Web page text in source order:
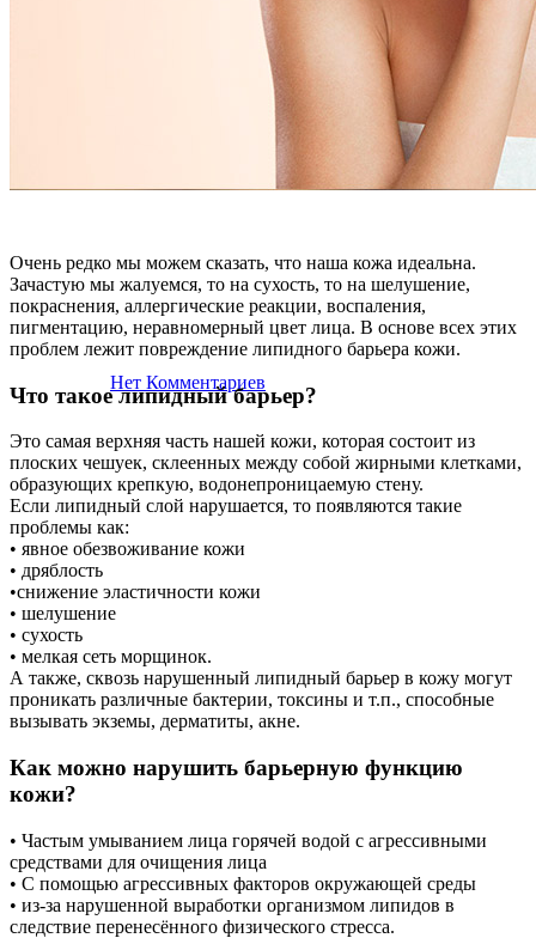
Статьи
Нарушение липидного слоя
Нет Комментариев
Очень редко мы можем сказать, что наша кожа идеальна.
Зачастую мы жалуемся, то на сухость, то на шелушение,
покраснения, аллергические реакции, воспаления,
пигментацию, неравномерный цвет лица. В основе всех этих
проблем лежит повреждение липидного барьера кожи.
Что такое липидный барьер?
Это самая верхняя часть нашей кожи, которая состоит из
плоских чешуек, склеенных между собой жирными клетками,
образующих крепкую, водонепроницаемую стену.
Если липидный слой нарушается, то появляются такие
проблемы как:
• явное обезвоживание кожи
• дряблость
•снижение эластичности кожи
• шелушение
• сухость
• мелкая сеть морщинок.
А также, сквозь нарушенный липидный барьер в кожу могут
проникать различные бактерии, токсины и т.п., способные
вызывать экземы, дерматиты, акне.
Как можно нарушить барьерную функцию
кожи?
• Частым умыванием лица горячей водой с агрессивными
средствами для очищения лица
• С помощью агрессивных факторов окружающей среды
• из-за нарушенной выработки организмом липидов в
следствие перенесённого физического стресса.